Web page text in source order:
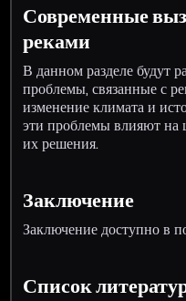
Современные
реками
В данном разделе будут
проблемы, связанные с
изменение климата и
эти проблемы влияют на
их решения.
Заключение
Заключение доступно в
Список